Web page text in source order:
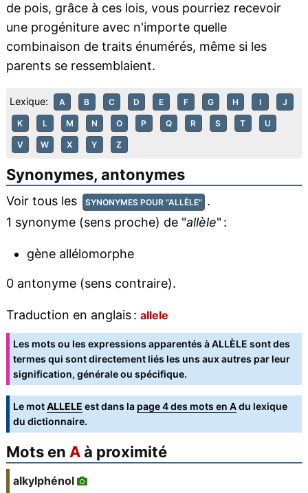
de pois, grâce à ces lois, vous pourriez recevoir
une progéniture avec n'importe quelle
combinaison de traits énumérés, même si les
parents se ressemblaient.
Lexique: A B C D E F G H I J
K L M N O P Q R S T U
V W X Y Z
Synonymes, antonymes
Voir tous les SYNONYMES POUR "ALLÈLE" .
1 synonyme (sens proche) de "allèle" :
gène allélomorphe
0 antonyme (sens contraire).
Traduction en anglais : allele
Les mots ou les expressions apparentés à ALLÈLE sont des
termes qui sont directement liés les uns aux autres par leur
signification, générale ou spécifique.
Le motALLELE est dans la page 4 des mots en Adu lexique
du dictionnaire.
Mots en Aà proximité
alkylphénol